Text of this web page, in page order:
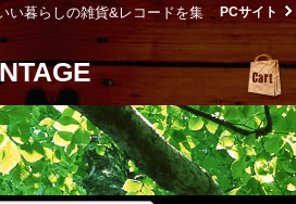
い暮らしの雑貨&レコードを集
PCサイト